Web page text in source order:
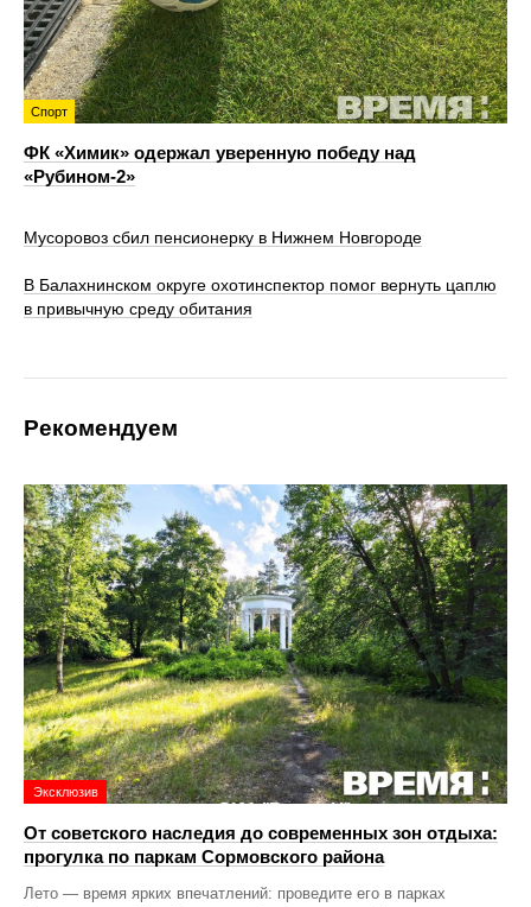
Спорт
ФК «Химик» одержал уверенную победу над
«Рубином‑2»
Мусоровоз сбил пенсионерку в Нижнем Новгороде
В Балахнинском округе охотинспектор помог вернуть цаплю
в привычную среду обитания
Рекомендуем
Эксклюзив
От советского наследия до современных зон отдыха:
прогулка по паркам Сормовского района
Лето — время ярких впечатлений: проведите его в парках